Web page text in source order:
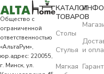
Общество с
ограниченной
ответственностью
«АльтаРум»,
юр.адрес: 220055,
г. Минск, ул.
КАТАЛОГ
ТОВАРОВ
Столы
Стулья
Мягкая
и